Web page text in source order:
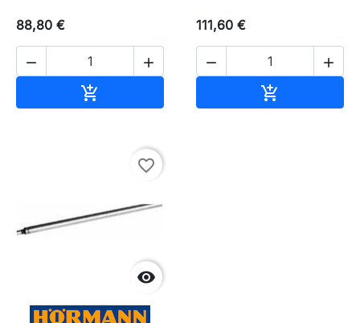
88,80 €
 

111,60 €
 


favorite_border